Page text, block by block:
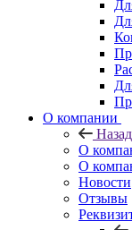
О компании
Назад
О
О
Новости
Отзывы